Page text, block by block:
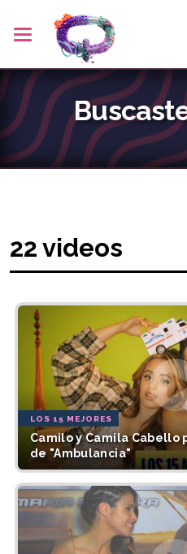
22 videos
LOS 15 MEJORES
Camilo y Camila
de "Ambulancia"